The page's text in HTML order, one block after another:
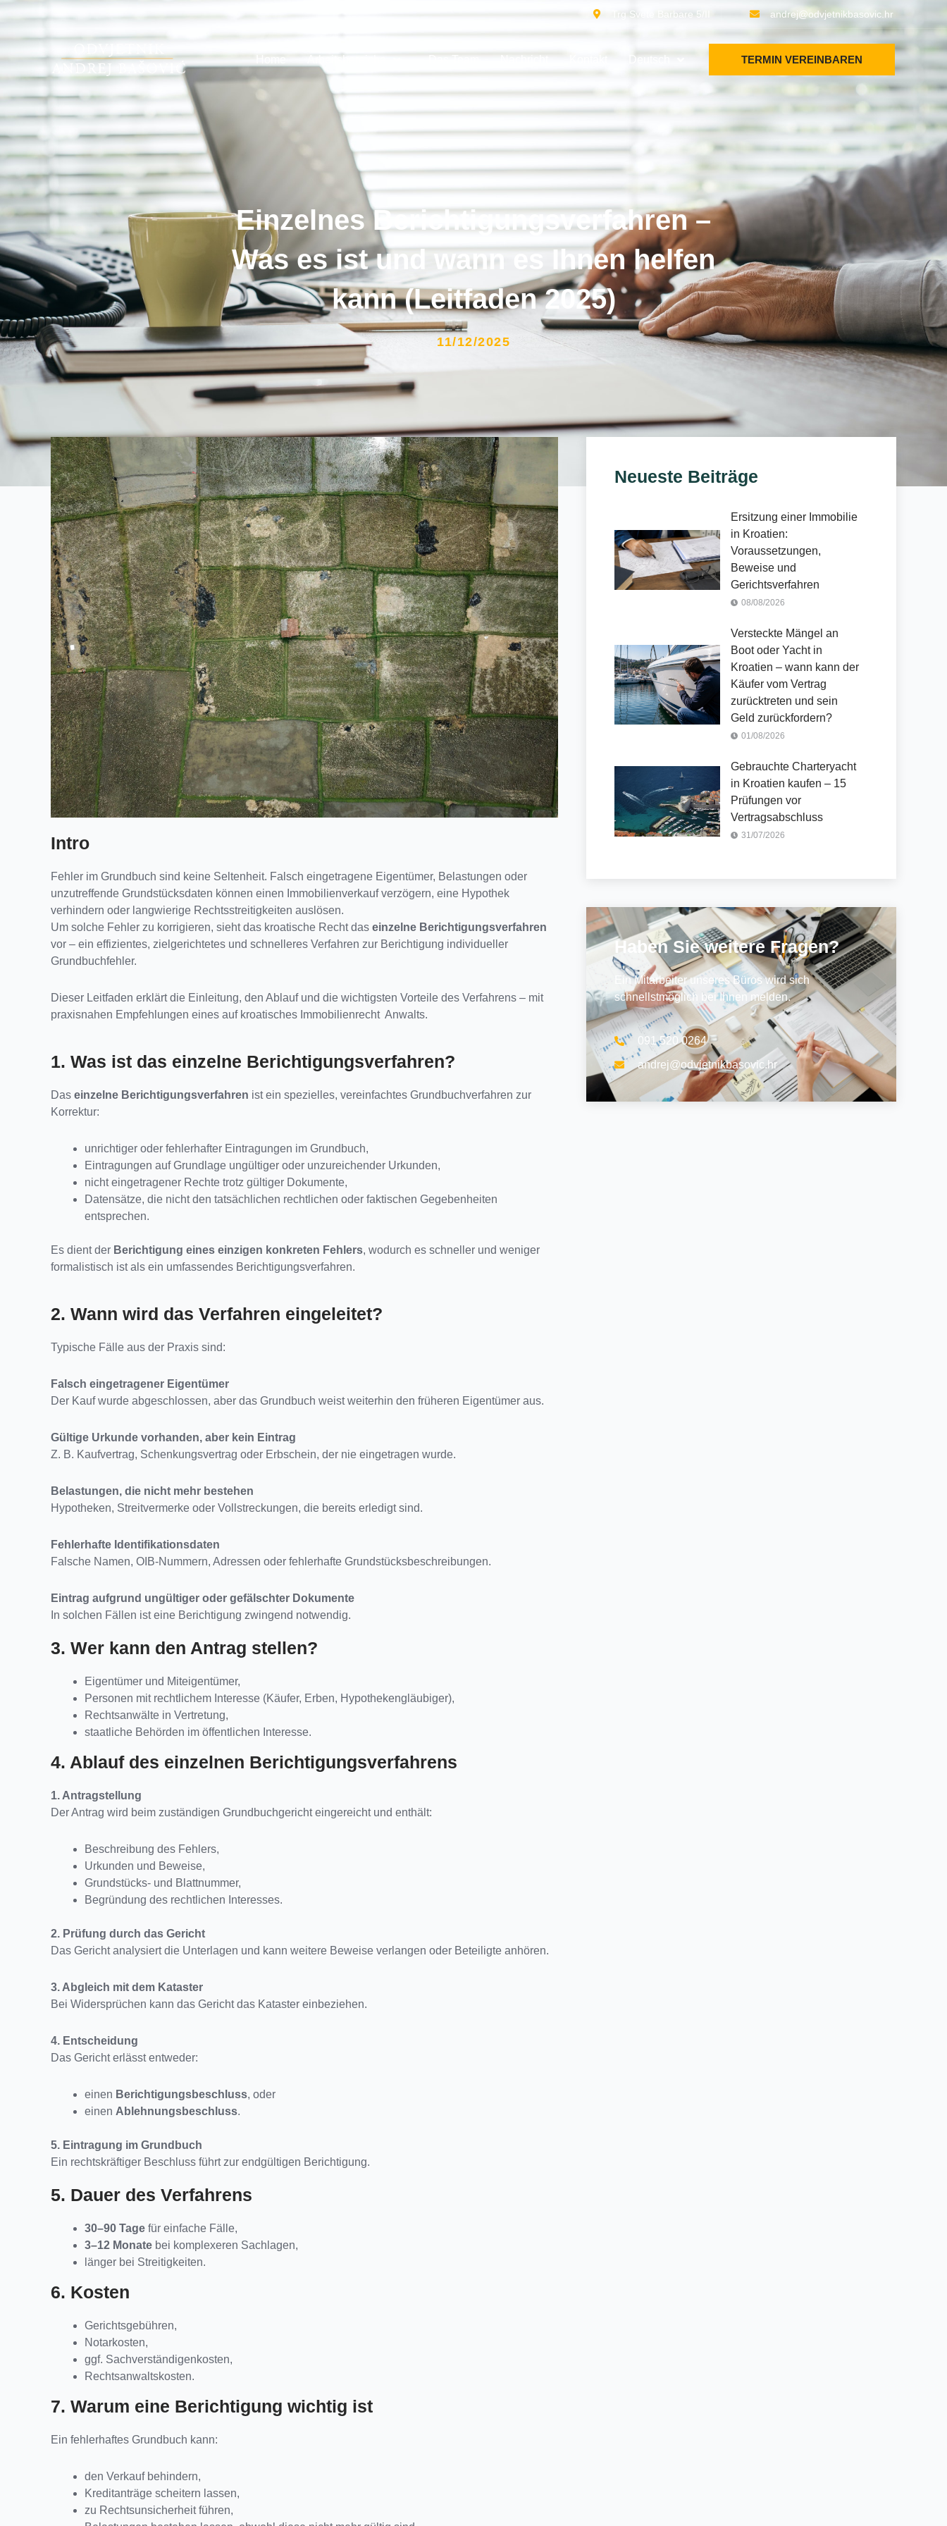
Trg Svete Barbare 5/II andrej@odvjetnikbasovic.hr
Home Arbeitsbereiche Deutsch TERMIN VEREINBAREN
Einzelnes Berichtigungsverfahren –
Was es ist und wann es Ihnen helfen
kann (Leitfaden 2025)
11/12/2025
Intro
Fehler im Grundbuch sind keine Seltenheit. Falsch eingetragene Eigentümer, Belastungen oder
unzutreffende Grundstücksdaten können einen Immobilienverkauf verzögern, eine Hypothek
verhindern oder langwierige Rechtsstreitigkeiten auslösen.
Um solche Fehler zu korrigieren, sieht das kroatische Recht das einzelne Berichtigungsverfahren
vor – ein effizientes, zielgerichtetes und schnelleres Verfahren zur Berichtigung individueller
Grundbuchfehler.
Dieser Leitfaden erklärt die Einleitung, den Ablauf und die wichtigsten Vorteile des Verfahrens – mit
praxisnahen Empfehlungen eines auf kroatisches Immobilienrecht Anwalts.
1. Was ist das einzelne Berichtigungsverfahren?
Das einzelne Berichtigungsverfahren ist ein spezielles, vereinfachtes Grundbuchverfahren zur
Korrektur:
unrichtiger oder fehlerhafter Eintragungen im Grundbuch,
Eintragungen auf Grundlage ungültiger oder unzureichender Urkunden,
nicht eingetragener Rechte trotz gültiger Dokumente,
Datensätze, die nicht den tatsächlichen rechtlichen oder faktischen Gegebenheiten
entsprechen.
Es dient der Berichtigung eines einzigen konkreten Fehlers, wodurch es schneller und weniger
formalistisch ist als ein umfassendes Berichtigungsverfahren.
2. Wann wird das Verfahren eingeleitet?
Typische Fälle aus der Praxis sind:
Falsch eingetragener Eigentümer
Der Kauf wurde abgeschlossen, aber das Grundbuch weist weiterhin den früheren Eigentümer aus.
Gültige Urkunde vorhanden, aber kein Eintrag
Z. B. Kaufvertrag, Schenkungsvertrag oder Erbschein, der nie eingetragen wurde.
Belastungen, die nicht mehr bestehen
Hypotheken, Streitvermerke oder Vollstreckungen, die bereits erledigt sind.
Fehlerhafte Identifikationsdaten
Falsche Namen, OIB-Nummern, Adressen oder fehlerhafte Grundstücksbeschreibungen.
Eintrag aufgrund ungültiger oder gefälschter Dokumente
In solchen Fällen ist eine Berichtigung zwingend notwendig.
3. Wer kann den Antrag stellen?
Eigentümer und Miteigentümer,
Personen mit rechtlichem Interesse (Käufer, Erben, Hypothekengläubiger),
Rechtsanwälte in Vertretung,
staatliche Behörden im öffentlichen Interesse.
4. Ablauf des einzelnen Berichtigungsverfahrens
1. Antragstellung
Der Antrag wird beim zuständigen Grundbuchgericht eingereicht und enthält:
Beschreibung des Fehlers,
Urkunden und Beweise,
Grundstücks- und Blattnummer,
Begründung des rechtlichen Interesses.
2. Prüfung durch das Gericht
Das Gericht analysiert die Unterlagen und kann weitere Beweise verlangen oder Beteiligte anhören.
3. Abgleich mit dem Kataster
Bei Widersprüchen kann das Gericht das Kataster einbeziehen.
4. Entscheidung
Das Gericht erlässt entweder:
einen Berichtigungsbeschluss, oder
einen Ablehnungsbeschluss.
5. Eintragung im Grundbuch
Ein rechtskräftiger Beschluss führt zur endgültigen Berichtigung.
5. Dauer des Verfahrens
30–90 Tage für einfache Fälle,
3–12 Monate bei komplexeren Sachlagen,
länger bei Streitigkeiten.
6. Kosten
Gerichtsgebühren,
Notarkosten,
ggf. Sachverständigenkosten,
Rechtsanwaltskosten.
7. Warum eine Berichtigung wichtig ist
Ein fehlerhaftes Grundbuch kann:
den Verkauf behindern,
Kreditanträge scheitern lassen,
zu Rechtsunsicherheit führen,
Neueste Beiträge
Ersitzung einer Immobilie
in Kroatien:
Voraussetzungen,
Beweise und
Gerichtsverfahren
08/08/2026
Versteckte Mängel an
Boot oder Yacht in
Kroatien – wann kann der
Käufer vom Vertrag
zurücktreten und sein
Geld zurückfordern?
01/08/2026
Gebrauchte Charteryacht
in Kroatien kaufen – 15
Prüfungen vor
Vertragsabschluss
31/07/2026
Haben Sie weitere Fragen?
Ein Mitarbeiter unseres Büros wird sich
schnellstmöglich bei Ihnen melden.
091 520 0264
andrej@odvjetnikbasovic.hr